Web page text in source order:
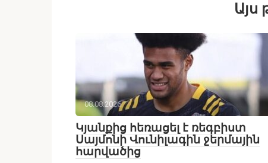
Այս
08.08.2026
Կյանքից հեռացել է ռեգբիստ
Սայմոնի Վունիլագին ջերմային
հարվածից